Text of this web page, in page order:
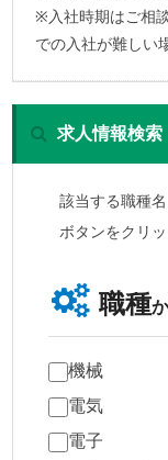
※入社時期はご相
での入社が難しい
求人情報検索
該当する職種
ボタンをクリッ
職種
機械
電気
電子